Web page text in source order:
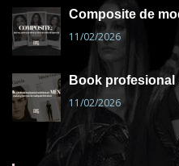
Composite de
11/02/2026
Book profesional
11/02/2026